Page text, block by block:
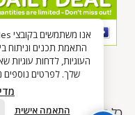
התאמת תכנים וניתוח
העוגיות, לדחות עוגיות
שלך. לפרטים נוספים
התאמה אישית